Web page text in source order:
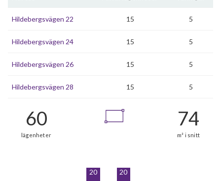
Hildebergsvägen 22 15 5
Hildebergsvägen 24 15 5
Hildebergsvägen 26 15 5
Hildebergsvägen 28 15 5
20 20